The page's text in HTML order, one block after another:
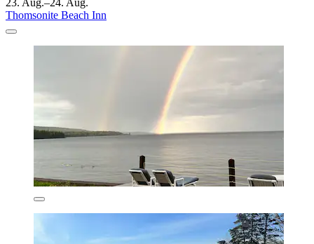
23. Aug.–24. Aug.
Thomsonite Beach Inn